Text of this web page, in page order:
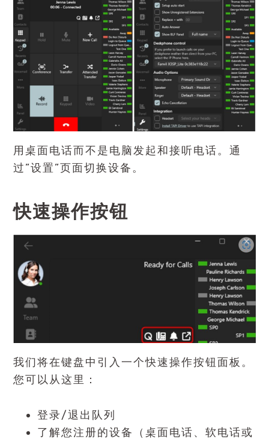
用桌面电话而不是电脑发起和接听电话。通
过”设置”页面切换设备。
快速操作按钮
我们将在键盘中引入一个快速操作按钮面板 。
您可以从这里：
登录/退出队列
了解您注册的设备（桌面电话、软电话或